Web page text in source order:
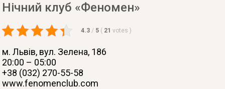
Нічний клуб «Феномен»
4.3 / 5 ( 21 votes )
м. Львів, вул. Зелена, 186
20:00 – 05:00
+38 (032) 270-55-58
www.fenomenclub.com